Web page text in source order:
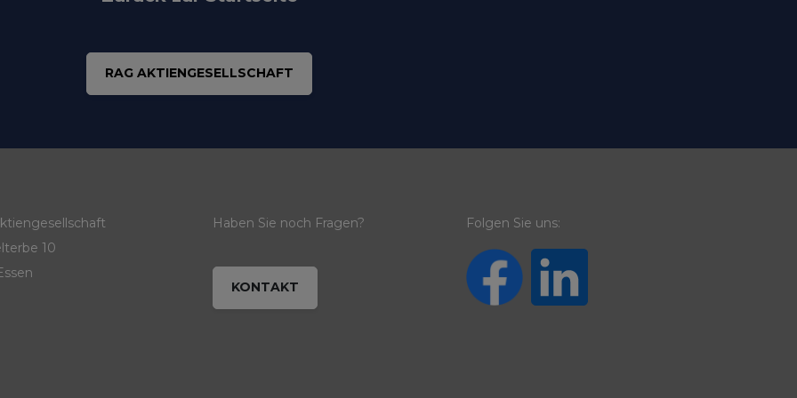
RAG AKTIENGESELLSCHAFT
10
Haben Sie noch Fragen?
KONTAKT
Folgen Sie uns: